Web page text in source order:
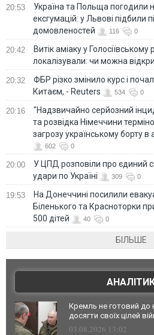
20:53
Україна та Польща погодили
ексгумацій: у Львові підбили
домовленостей
116 0
20:42
Витік аміаку у Голосіївському
локалізували: чи можна
20:32
ФБР різко змінило курс і
Китаєм, - Reuters
534 0
20:16
"Надзвичайно серйозний
та розвідка Німеччини
загрозу українському борту
602 0
20:00
У ЦПД розповіли про єдиний
удари по Україні
309 0
19:53
На Донеччині посилили
Біленького та Красноторки
500 дітей
40 0
БІЛЬШЕ
Кремль не готовий до
досягти своїх цілей
03.08.2026 13:02